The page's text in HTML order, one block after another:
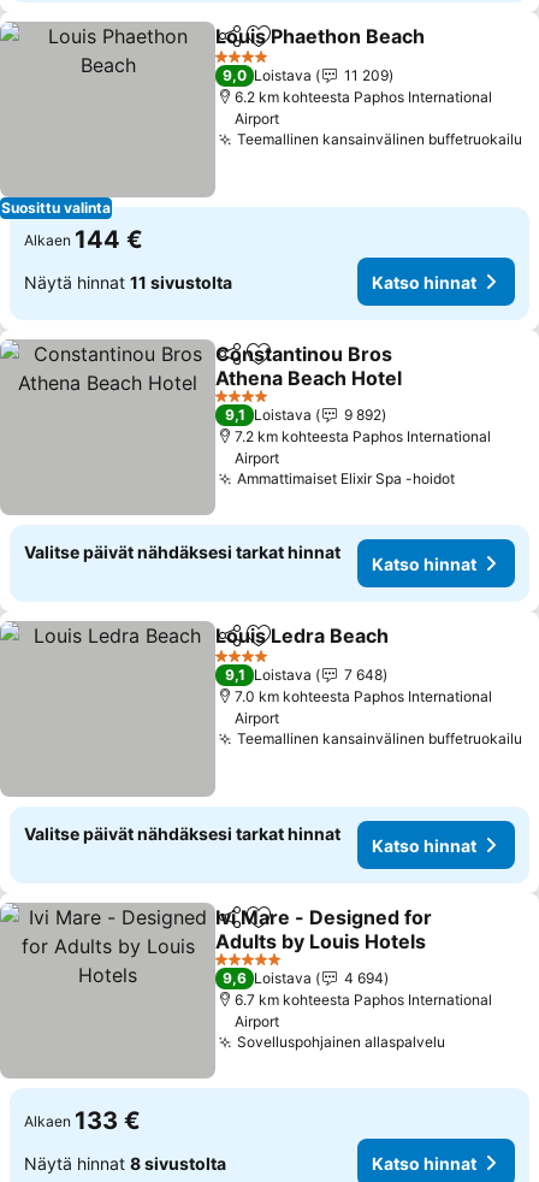
Suosittu valinta
Jaa Lisää suosikkeihin
Louis Phaethon Beach
4 Tähtiluokitus
9,0 Loistava
11 209
6.2 km kohteesta Paphos International
Airport
Teemallinen kansainvälinen buffetruokailu
Alkaen 144 €
Näytä hinnat 11 sivustolta Katso hinnat
Jaa Lisää suosikkeihin
Constantinou Bros
Athena Beach Hotel
Katso hinnat
4 Tähtiluokitus
9,1 Loistava
9 892
7.2 km kohteesta Paphos International
Airport
Ammattimaiset Elixir Spa -hoidotKatso
Valitse päivät nähdäksesi tarkat hinnat
Katso hinnat
Jaa Lisää suosikkeihin
Louis Ledra Beach
4 Tähtiluokitus
9,1 Loistava
7 648
7.0 km kohteesta Paphos International
Airport
Teemallinen kansainvälinen buffetruokailu
Valitse päivät nähdäksesi tarkat hinnat
Katso hinnat
Jaa Lisää suosikkeihin
Ivi Mare - Designed for
Adults by Louis Hotels
Katso hinnat
5 Tähtiluokitus
9,6 Loistava
4 694
6.7 km kohteesta Paphos International
Airport
Sovelluspohjainen allaspalvelu
Alkaen 133 €
Näytä hinnat 8 sivustolta Katso hinnat